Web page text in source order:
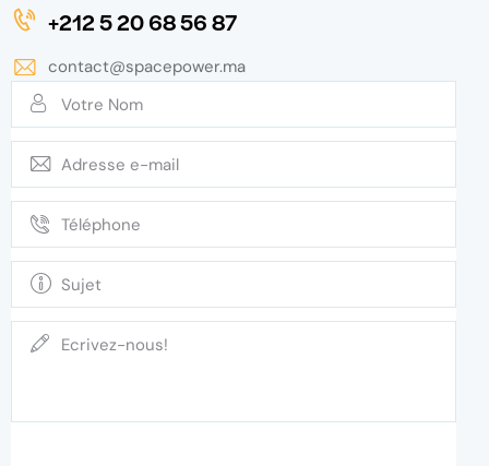
+212 5 20 68 56 87
contact@spacepower.ma